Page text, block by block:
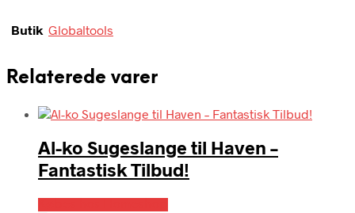
Butik Globaltools
Relaterede varer
Al-ko Sugeslange til Haven –
Fantastisk Tilbud!